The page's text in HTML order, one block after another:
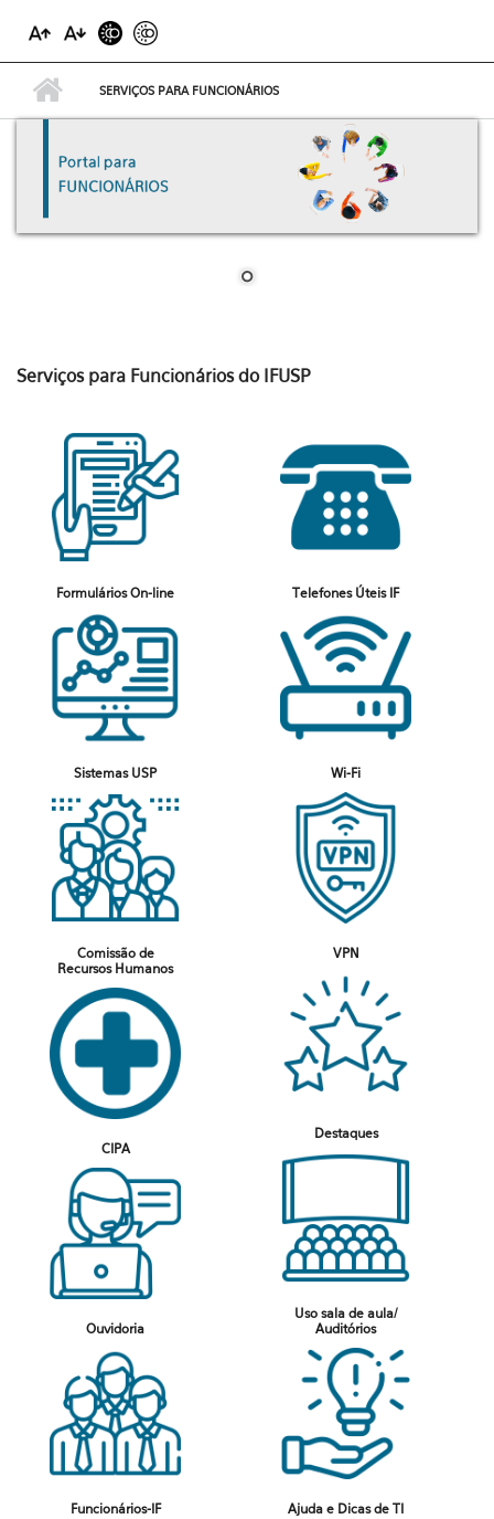
SERVIÇOS PARA FUNCIONÁRIOS
Serviços para Funcionários do IFUSP
Formulários On-line
Sistemas USP
Comissão de
Recursos Humanos
CIPA
Ouvidoria
Funcionários-IF
Telefones Úteis IF
Wi-Fi
VPN
Destaques
Uso sala de aula/
Auditórios
Ajuda e Dicas de TI